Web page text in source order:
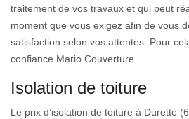
traitement de vos travaux et qui peut
moment que vous exigez afin de vous
satisfaction selon vos attentes. Pour
confiance Mario Couverture .
Isolation de toiture
Le prix d’isolation de toiture à Durette